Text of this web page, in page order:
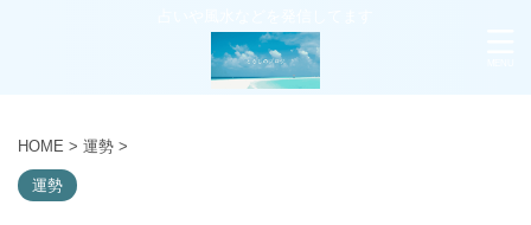
HOME > 運勢 >
運勢